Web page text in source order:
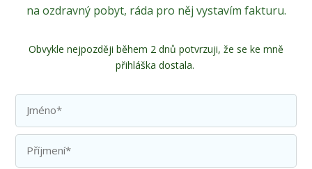
na ozdravný pobyt, ráda pro něj vystavím fakturu.
Obvykle nejpozději během 2 dnů potvrzuji, že se ke mně
přihláška dostala.